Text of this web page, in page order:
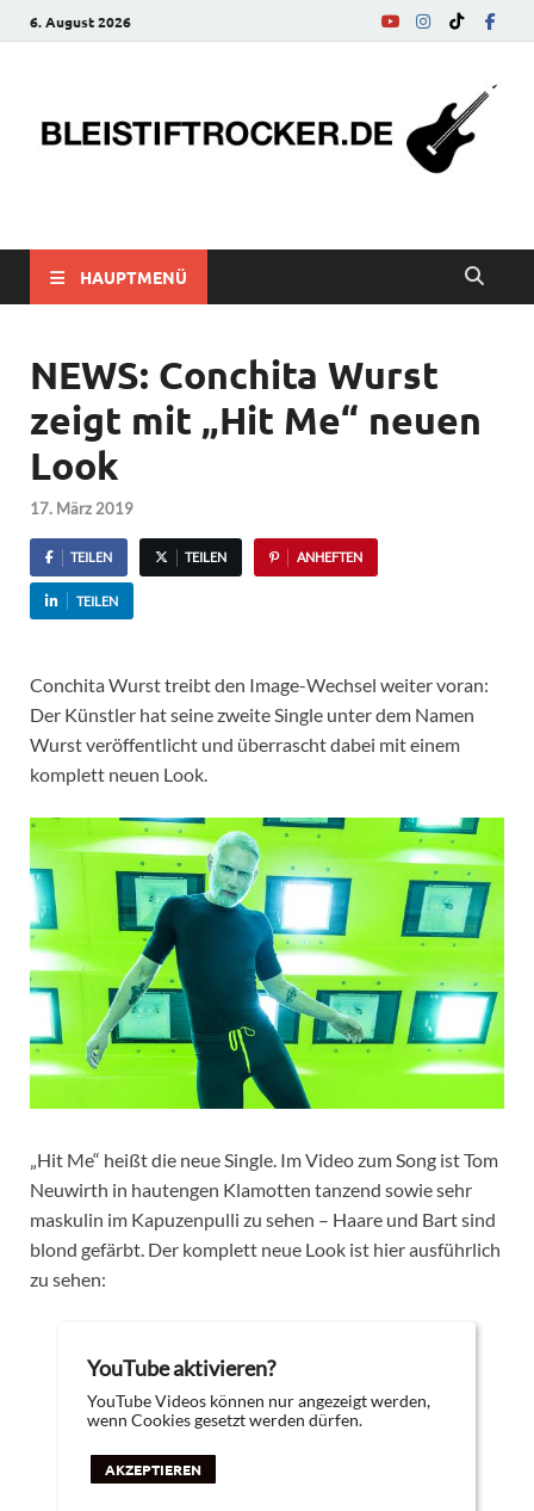
6. August 2026
bleistiftrocker.de
HAUPTMENÜ
NEWS: Conchita Wurst
zeigt mit „Hit Me“ neuen
Look
17. März 2019
TEILEN TEILEN ANHEFTEN
TEILEN
Conchita Wurst treibt den Image-Wechsel weiter voran:
Der Künstler hat seine zweite Single unter dem Namen
Wurst veröffentlicht und überrascht dabei mit einem
komplett neuen Look.
„Hit Me“ heißt die neue Single. Im Video zum Song ist Tom
Neuwirth in hautengen Klamotten tanzend sowie sehr
maskulin im Kapuzenpulli zu sehen – Haare und Bart sind
blond gefärbt. Der komplett neue Look ist hier ausführlich
zu sehen:
YouTube aktivieren?
YouTube Videos können nur angezeigt werden,
wenn Cookies gesetzt werden dürfen.
AKZEPTIEREN